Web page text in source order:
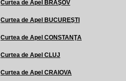
Curtea de Apel BRAŞOV
Curtea de Apel BUCUREŞTI
Curtea de Apel CONSTANŢA
Curtea de Apel CLUJ
Curtea de Apel CRAIOVA